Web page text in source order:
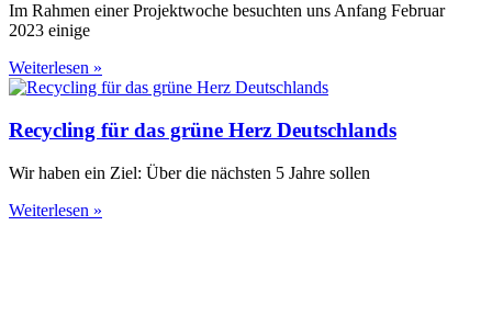
Im Rahmen einer Projektwoche besuchten uns Anfang Februar
2023 einige
Weiterlesen »
Recycling für das grüne Herz Deutschlands
Wir haben ein Ziel: Über die nächsten 5 Jahre sollen
Weiterlesen »